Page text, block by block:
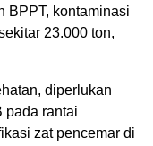
BPPT, kontaminasi
23.000 ton,
diperlukan
pada rantai
zat pencemar di